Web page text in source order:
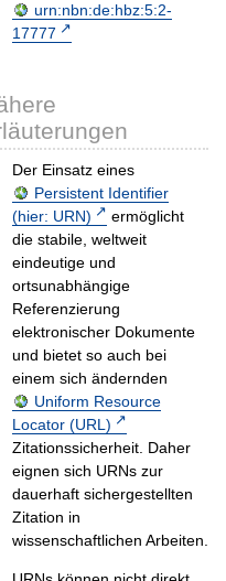
urn:nbn:de:hbz:5:2-
17777
Der Einsatz eines
Persistent Identifier
(hier: URN)
ermöglicht
die stabile, weltweit
eindeutige und
ortsunabhängige
Referenzierung
elektronischer Dokumente
und bietet so auch bei
einem sich ändernden
Uniform Resource
Locator (URL)
Zitationssicherheit. Daher
eignen sich URNs zur
dauerhaft sichergestellten
Zitation in
wissenschaftlichen Arbeiten.